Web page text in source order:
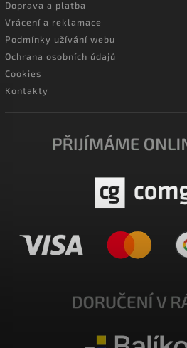
Doprava a platba
Vrácení a reklamace
Podmínky užívání webu
Ochrana osobních údajů
Cookies
Kontakty